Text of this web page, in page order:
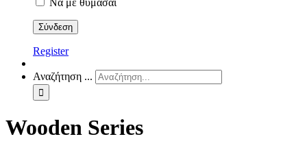
Να με θυμάσαι
Register
Αναζήτηση ...
Wooden Series